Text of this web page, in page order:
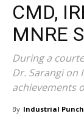
CMD,
MNRE
During a
Dr. Sarangi on
achievements
By Industrial Punch